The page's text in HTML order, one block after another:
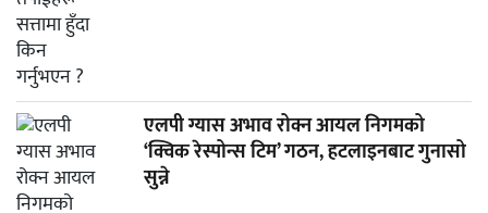
एलपी ग्यास अभाव रोक्न आयल निगमको
‘क्विक रेस्पोन्स टिम’ गठन, हटलाइनबाट गुनासो
सुन्ने